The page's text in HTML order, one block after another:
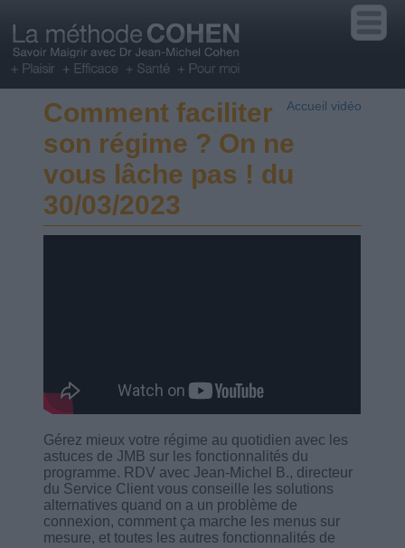
Accueil vidéo
Comment faciliter
son régime ? On ne
vous lâche pas ! du
30/03/2023
Gérez mieux votre régime au quotidien avec les
astuces de JMB sur les fonctionnalités du
programme. RDV avec Jean-Michel B., directeur
du Service Client vous conseille les solutions
alternatives quand on a un problème de
connexion, comment ça marche les menus sur
mesure, et toutes les autres fonctionnalités de